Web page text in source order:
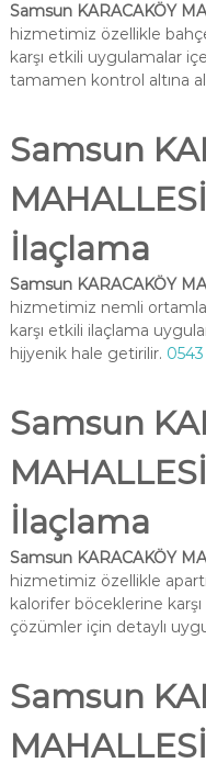
Samsun KARACAKÖY
hizmetimiz özellikle
karşı etkili uygulamalar
tamamen kontrol altına
Samsun
İlaçlama
Samsun KARACAKÖY
hizmetimiz nemli
karşı etkili ilaçlama
hijyenik hale getirilir.
Samsun
İlaçlama
Samsun KARACAKÖY
hizmetimiz özellikle
kalorifer böceklerine
çözümler için detaylı
Samsun